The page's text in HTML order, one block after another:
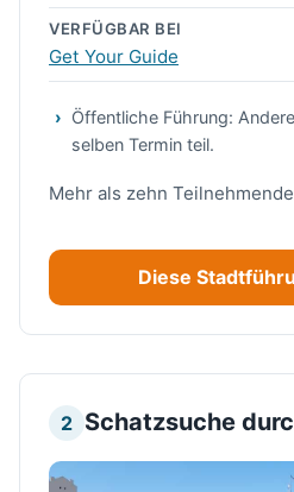
VERFÜGBAR BEI
Get Your Guide
Öffentliche Führung:
selben Termin teil.
Mehr als zehn
Diese
2 Schatzsuche